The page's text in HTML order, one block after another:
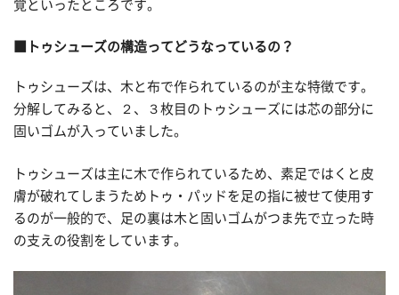
覚といったところです。
■トゥシューズの構造ってどうなっているの？
トゥシューズは、木と布で作られているのが主な特徴です。
分解してみると、２、３枚目のトゥシューズには芯の部分に
固いゴムが入っていました。
トゥシューズは主に木で作られているため、素足ではくと皮
膚が破れてしまうためトゥ・パッドを足の指に被せて使用す
るのが一般的で、足の裏は木と固いゴムがつま先で立った時
の支えの役割をしています。